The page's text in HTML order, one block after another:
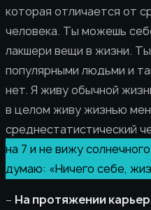
которая отличается от
человека. Ты можешь
лакшери вещи в жизни.
популярными людьми и
нет. Я живу обычной
в целом живу жизнью
среднестатистический
на 7 и не вижу
думаю: «Ничего себе,
– На протяжении